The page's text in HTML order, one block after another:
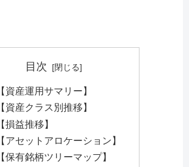
目次
【資産運用サマリー】
【資産クラス別推移】
【損益推移】
【アセットアロケーション】
【保有銘柄ツリーマップ】